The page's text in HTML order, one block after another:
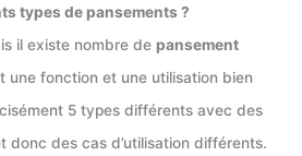
types de pansements ?
il existe nombre de pansement
une fonction et une utilisation bien
5 types différents avec des
donc des cas d’utilisation différents.